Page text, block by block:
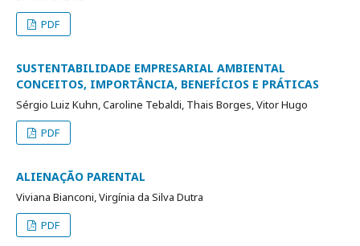
PDF
SUSTENTABILIDADE EMPRESARIAL AMBIENTAL
CONCEITOS, IMPORTÂNCIA, BENEFÍCIOS E PRÁTICAS
Sérgio Luiz Kuhn, Caroline Tebaldi, Thais Borges, Vitor Hugo
PDF
ALIENAÇÃO PARENTAL
Viviana Bianconi, Virgínia da Silva Dutra
PDF